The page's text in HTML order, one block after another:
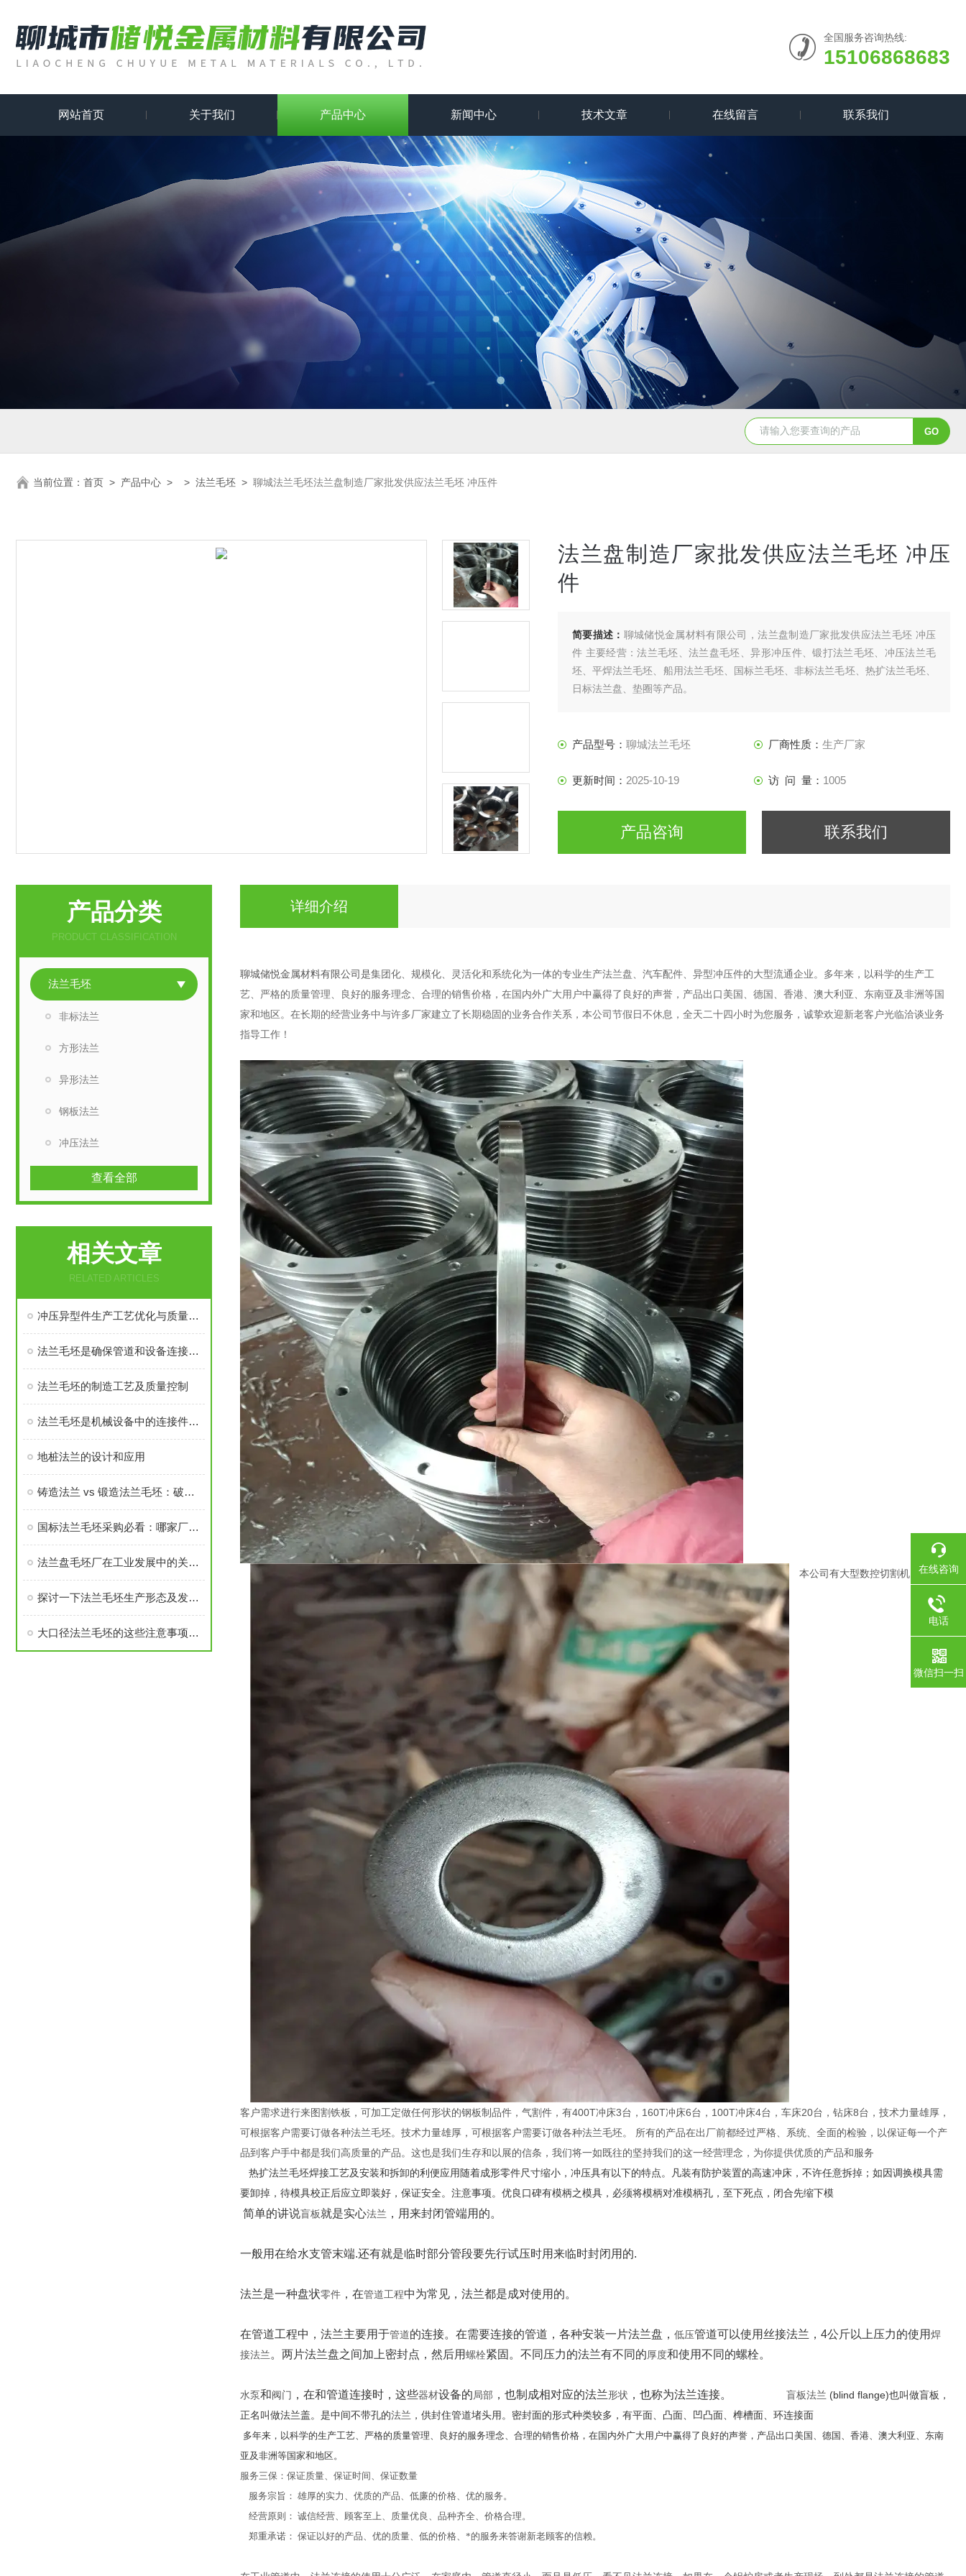
全国服务咨询热线:
15106868683
网站首页 关于我们 产品中心 新闻中心 技术文章 在线留言 联系我们
当前位置： 首页 > 产品中心 > > 法兰毛坯 > 聊城法兰毛坯法兰盘制造厂家批发供应法兰毛坯 冲压件
法兰盘制造厂家批发供应法兰毛坯 冲压
件
简要描述： 聊城储悦金属材料有限公司，法兰盘制造厂家批发供应法兰毛坯 冲压
件 主要经营：法兰毛坯、法兰盘毛坯、异形冲压件、锻打法兰毛坯、冲压法兰毛
坯、平焊法兰毛坯、船用法兰毛坯、国标兰毛坯、非标法兰毛坯、热扩法兰毛坯、
日标法兰盘、垫圈等产品。
产品型号： 聊城法兰毛坯 厂商性质： 生产厂家
更新时间： 2025-10-19 访 问 量： 1005
产品咨询 联系我们
详细介绍
聊城储悦金属材料有限公司是集团化、规模化、灵活化和系统化为一体的专业生产法兰盘、汽车配件、异型冲压件的大型流通企业。多年来，以科学的生产工
艺、严格的质量管理、良好的服务理念、合理的销售价格，在国内外广大用户中赢得了良好的声誉，产品出口美国、德国、香港、澳大利亚、东南亚及非洲等国
家和地区。在长期的经营业务中与许多厂家建立了长期稳固的业务合作关系，本公司节假日不休息，全天二十四小时为您服务，诚挚欢迎新老客户光临洽谈业务
指导工作！
本公司有大型数控切割机，可根据
客户需求进行来图割铁板，可加工定做任何形状的钢板制品件，气割件，有400T冲床3台，160T冲床6台，100T冲床4台，车床20台，钻床8台，技术力量雄厚，
可根据客户需要订做各种法兰毛坯。技术力量雄厚，可根据客户需要订做各种法兰毛坯。 所有的产品在出厂前都经过严格、系统、全面的检验，以保证每一个产
品到客户手中都是我们高质量的产品。这也是我们生存和以展的信条，我们将一如既往的坚持我们的这一经营理念，为你提供优质的产品和服务
热扩法兰毛坯焊接工艺及安装和拆卸的利便应用随着成形零件尺寸缩小，冲压具有以下的特点。凡装有防护装置的高速冲床，不许任意拆掉；如因调换模具需
要卸掉，待模具校正后应立即装好，保证安全。注意事项。优良口碑有模柄之模具，必须将模柄对准模柄孔，至下死点，闭合先缩下模
简单的讲说盲板就是实心法兰 ，用来封闭管端用的。
一般用在给水支管末端.还有就是临时部分管段要先行试压时用来临时封闭用的.
法兰是一种盘状零件 ，在管道工程中为常见，法兰都是成对使用的。
在管道工程中，法兰主要用于管道的连接。在需要连接的管道，各种安装一片法兰盘， 低压管道可以使用丝接法兰，4公斤以上压力的使用焊
接法兰。两片法兰盘之间加上密封点，然后用螺栓紧固。不同压力的法兰有不同的厚度和使用不同的螺栓。
水泵和阀门 ，在和管道连接时，这些器材设备的局部 ，也制成相对应的法兰形状 ，也称为法兰连接。 盲板法兰 (blind flange)也叫做盲板，
正名叫做法兰盖。是中间不带孔的法兰 ，供封住管道堵头用。密封面的形式种类较多，有平面、凸面、凹凸面、榫槽面、环连接面
多年来，以科学的生产工艺、严格的质量管理、良好的服务理念、合理的销售价格，在国内外广大用户中赢得了良好的声誉，产品出口美国、德国、香港、澳大利亚、东南
亚及非洲等国家和地区。
服务三保：保证质量、保证时间、保证数量
服务宗旨： 雄厚的实力、优质的产品、低廉的价格、优的服务。
经营原则： 诚信经营、顾客至上、质量优良、品种齐全、价格合理。
郑重承诺： 保证以好的产品、优的质量、低的价格、*的服务来答谢新老顾客的信赖。
产品分类
PRODUCT CLASSIFICATION
法兰毛坯
非标法兰
方形法兰
异形法兰
钢板法兰
冲压法兰
查看全部
相关文章
RELATED ARTICLES
冲压异型件生产工艺优化与质量控制
法兰毛坯是确保管道和设备连接密封性、承载力的基础
法兰毛坯的制造工艺及质量控制
法兰毛坯是机械设备中的连接件之一
地桩法兰的设计和应用
铸造法兰 vs 锻造法兰毛坯：破坏性测试告诉你谁更耐用
国标法兰毛坯采购必看：哪家厂家的售后与口碑经得起考验？
法兰盘毛坯厂在工业发展中的关键角色
探讨一下法兰毛坯生产形态及发展前景
大口径法兰毛坯的这些注意事项要了解
在线咨询
电话
微信扫一扫